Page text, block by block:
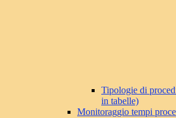
Tipologie di
in tabelle)
Monitoraggio tempi